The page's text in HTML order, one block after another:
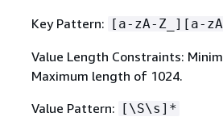
Key Pattern: [a-zA-Z_][a-
Value Length Constraints:
Maximum length of 1024.
Value Pattern: [\S\s]*